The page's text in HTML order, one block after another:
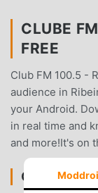
CLUBE
FREE
Club FM 100.5 -
audience in
your Android.
in real time and
and more!It's on
CLUBE FM